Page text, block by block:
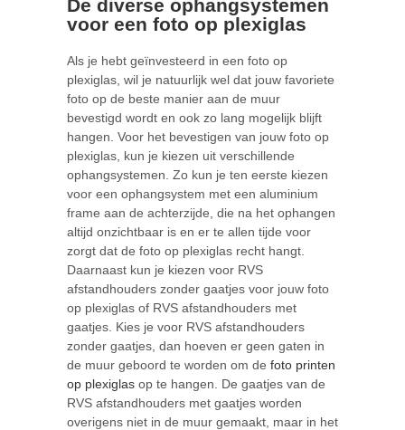
De diverse ophangsystemen
voor een foto op plexiglas
Als je hebt geïnvesteerd in een foto op
plexiglas, wil je natuurlijk wel dat jouw favoriete
foto op de beste manier aan de muur
bevestigd wordt en ook zo lang mogelijk blijft
hangen. Voor het bevestigen van jouw foto op
plexiglas, kun je kiezen uit verschillende
ophangsystemen. Zo kun je ten eerste kiezen
voor een ophangsystem met een aluminium
frame aan de achterzijde, die na het ophangen
altijd onzichtbaar is en er te allen tijde voor
zorgt dat de foto op plexiglas recht hangt.
Daarnaast kun je kiezen voor RVS
afstandhouders zonder gaatjes voor jouw foto
op plexiglas of RVS afstandhouders met
gaatjes. Kies je voor RVS afstandhouders
zonder gaatjes, dan hoeven er geen gaten in
de muur geboord te worden om de foto printen
op plexiglas op te hangen. De gaatjes van de
RVS afstandhouders met gaatjes worden
overigens niet in de muur gemaakt, maar in het